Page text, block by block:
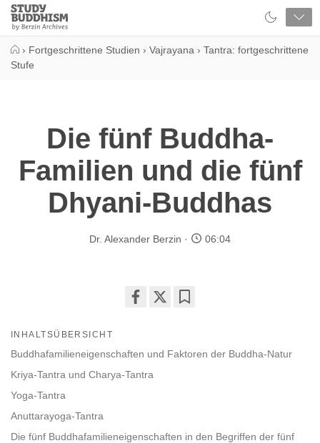
Close
Study
Buddhism
› Fortgeschrittene Studien › Vajrayana › Tantra: fortgeschrittene
Stufe
Die fünf Buddha-
Familien und die fünf
Dhyani-Buddhas
Dr. Alexander Berzin 06:04
facebook
INHALTSÜBERSICHT
Buddhafamilieneigenschaften und Faktoren der Buddha-Natur
Kriya-Tantra und Charya-Tantra
Yoga-Tantra
Anuttarayoga-Tantra
Die fünf Buddhafamilieneigenschaften in den Begriffen der fünf